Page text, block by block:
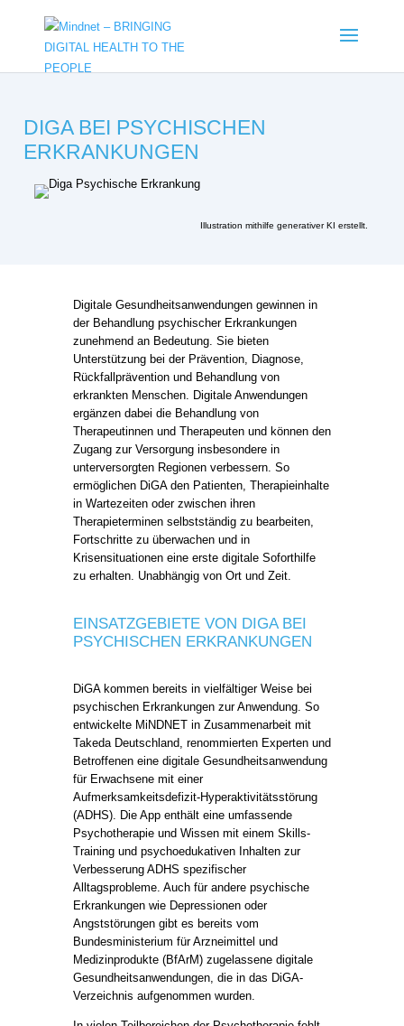
DIGA BEI PSYCHISCHEN
ERKRANKUNGEN
Illustration mithilfe generativer KI erstellt.
Digitale Gesundheitsanwendungen gewinnen in
der Behandlung psychischer Erkrankungen
zunehmend an Bedeutung. Sie bieten
Unterstützung bei der Prävention, Diagnose,
Rückfallprävention und Behandlung von
erkrankten Menschen. Digitale Anwendungen
ergänzen dabei die Behandlung von
Therapeutinnen und Therapeuten und können den
Zugang zur Versorgung insbesondere in
unterversorgten Regionen verbessern. So
ermöglichen DiGA den Patienten, Therapieinhalte
in Wartezeiten oder zwischen ihren
Therapieterminen selbstständig zu bearbeiten,
Fortschritte zu überwachen und in
Krisensituationen eine erste digitale Soforthilfe
zu erhalten. Unabhängig von Ort und Zeit.
EINSATZGEBIETE VON DIGA BEI
PSYCHISCHEN ERKRANKUNGEN
DiGA kommen bereits in vielfältiger Weise bei
psychischen Erkrankungen zur Anwendung. So
entwickelte MiNDNET in Zusammenarbeit mit
Takeda Deutschland, renommierten Experten und
Betroffenen eine digitale Gesundheitsanwendung
für Erwachsene mit einer
Aufmerksamkeitsdefizit-Hyperaktivitätsstörung
(ADHS). Die App enthält eine umfassende
Psychotherapie und Wissen mit einem Skills-
Training und psychoedukativen Inhalten zur
Verbesserung ADHS spezifischer
Alltagsprobleme. Auch für andere psychische
Erkrankungen wie Depressionen oder
Angststörungen gibt es bereits vom
Bundesministerium für Arzneimittel und
Medizinprodukte (BfArM) zugelassene digitale
Gesundheitsanwendungen, die in das DiGA-
Verzeichnis aufgenommen wurden.